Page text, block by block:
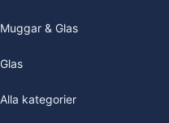
Muggar & Glas
Glas
Alla kategorier